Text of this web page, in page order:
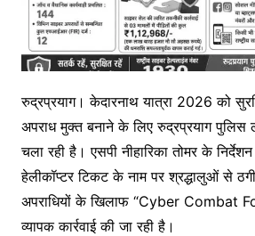
रुद्रप्रयाग। केदारनाथ यात्रा 2026 को
अपराध मुक्त बनाने के लिए रुद्रप्रयाग पुलिस
चला रही है। एसपी नीहारिका तोमर के
हेलीकॉप्टर टिकट के नाम पर श्रद्धालुओं से
अपराधियों के खिलाफ “Cyber Combat
व्यापक कार्रवाई की जा रही है।